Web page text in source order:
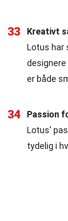
33
Kreativt
Lotus har
er både
34
Passion
Lotus'
tydelig i